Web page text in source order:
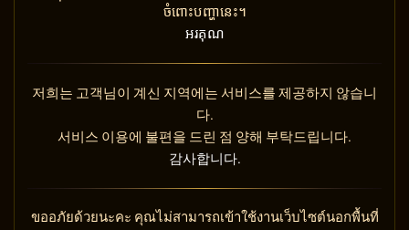
ចំពោះបញ្ហានេះ។
អរគុណ
저희는 고객님이 계신 지역에는 서비스를 제공하지 않습니
다.
서비스 이용에 불편을 드린 점 양해 부탁드립니다.
감사합니다.
ขออภัยด้วยนะคะ คุณไม่สามารถเข้าใช้งานเว็บไซต์นอกพื้นที่